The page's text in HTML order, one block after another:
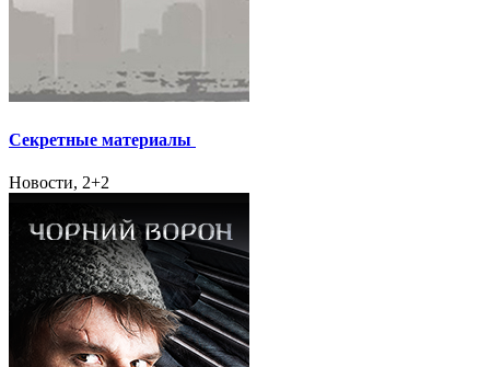
Секретные материалы
Новости, 2+2